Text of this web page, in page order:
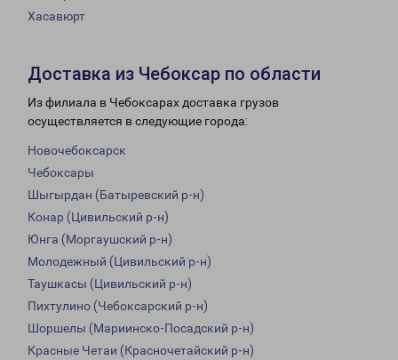
Хасавюрт
Доставка из Чебоксар по области
Из филиала в Чебоксарах доставка грузов
осуществляется в следующие города:
Новочебоксарск
Чебоксары
Шыгырдан (Батыревский р-н)
Конар (Цивильский р-н)
Юнга (Моргаушский р-н)
Молодежный (Цивильский р-н)
Таушкасы (Цивильский р-н)
Пихтулино (Чебоксарский р-н)
Шоршелы (Мариинско-Посадский р-н)
Красные Четаи (Красночетайский р-н)